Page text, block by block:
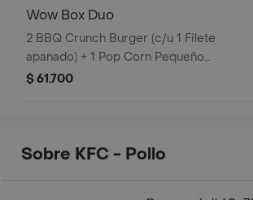
Wow Box Duo
2 BBQ Crunch Burger (c/u 1 Filete
apanado) + 1 Pop Corn Pequeño
(Trocitos de pechuga apanados) + 2
$ 61.700
Sobre KFC - Pollo